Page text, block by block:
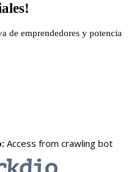
de emprendedores y potencia